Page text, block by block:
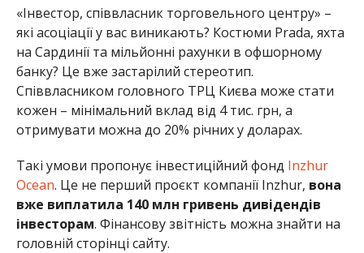
«Інвестор, співвласник торговельного центру» –
які асоціації у вас виникають? Костюми Prada, яхта
на Сардинії та мільйонні рахунки в офшорному
банку? Це вже застарілий стереотип.
Співвласником головного ТРЦ Києва може стати
кожен – мінімальний вклад від 4 тис. грн, а
отримувати можна до 20% річних у доларах.
Такі умови пропонує інвестиційний фонд Inzhur
Ocean. Це не перший проєкт компанії Inzhur, вона
вже виплатила 140 млн гривень дивідендів
інвесторам. Фінансову звітність можна знайти на
головній сторінці сайту.